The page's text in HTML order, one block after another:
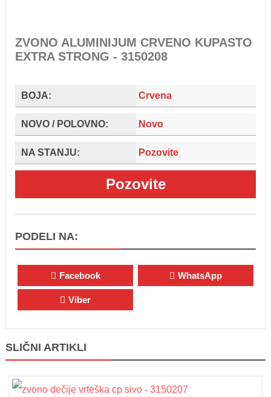
ZVONO ALUMINIJUM CRVENO KUPASTO
EXTRA STRONG - 3150208
BOJA: Crvena
NOVO / POLOVNO: Novo
NA STANJU: Pozovite
Pozovite
PODELI NA:
Facebook WhatsApp
Viber
SLIČNI ARTIKLI